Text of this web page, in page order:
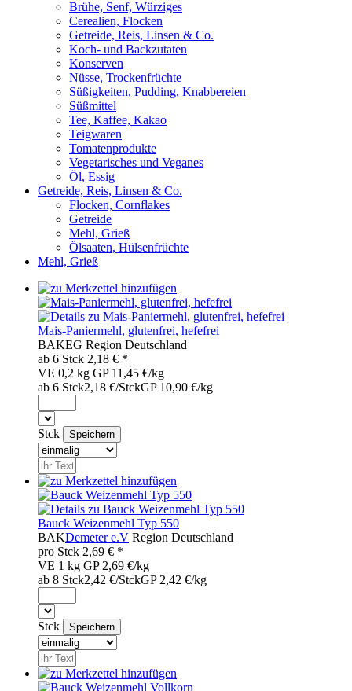
Brühe, Senf, Würziges
Cerealien, Flocken
Getreide, Reis, Linsen & Co.
Koch- und Backzutaten
Konserven
Nüsse, Trockenfrüchte
Süßigkeiten, Pudding, Knabbereien
Süßmittel
Tee, Kaffee, Kakao
Teigwaren
Tomatenprodukte
Vegetarisches und Veganes
Öl, Essig
Getreide, Reis, Linsen & Co.
Flocken, Cornflakes
Getreide
Mehl, Grieß
Ölsaaten, Hülsenfrüchte
Mehl, Grieß
Mais-Paniermehl, glutenfrei, hefefrei
BAKEG Region Deutschland
ab 6 Stck 2,18 € *
VE 0,2 kg GP 11,45 €/kg
ab 6 Stck2,18 €/StckGP 10,90 €/kg
Stck
Bauck Weizenmehl Typ 550
BAKDemeter e.V Region Deutschland
pro Stck 2,69 € *
VE 1 kg GP 2,69 €/kg
ab 8 Stck2,42 €/StckGP 2,42 €/kg
Stck